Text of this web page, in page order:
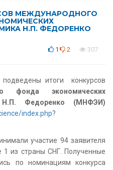
МЕЖДУНАРОДНОГО
Н.П. ФЕДОРЕНКО
1 2 307
итоги конкурсов
фонда экономических
Н.П. Федоренко (МНФЭИ)
index.php?
участие 94 заявителя
1 из страны СНГ. Полученные
по номинациям конкурса